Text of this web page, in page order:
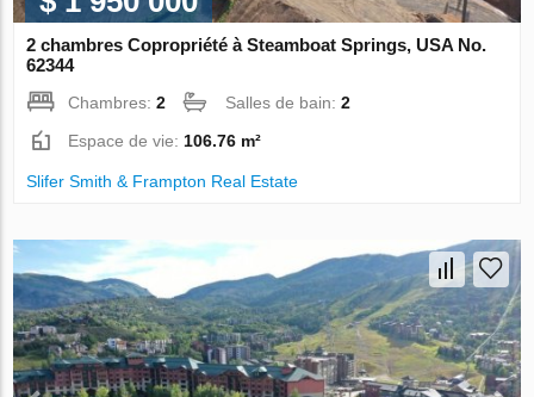
2 chambres Copropriété à Steamboat Springs, USA No.
62344
Chambres:2 Salles de bain:2
Espace de vie:106.76 m²
Slifer Smith & Frampton Real Estate